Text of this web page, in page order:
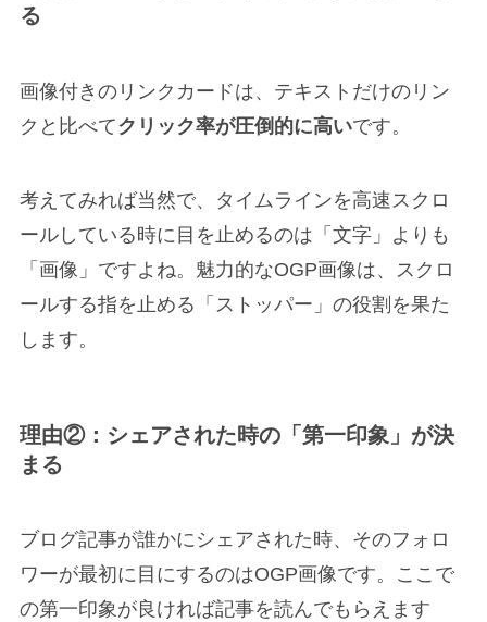
る
画像付きのリンクカードは、テキストだけのリン
クと比べてクリック率が圧倒的に高いです。
考えてみれば当然で、タイムラインを高速スクロ
ールしている時に目を止めるのは「文字」よりも
「画像」ですよね。魅力的なOGP画像は、スクロ
ールする指を止める「ストッパー」の役割を果た
します。
理由②：シェアされた時の「第一印象」が決
まる
ブログ記事が誰かにシェアされた時、そのフォロ
ワーが最初に目にするのはOGP画像です。ここで
の第一印象が良ければ記事を読んでもらえます